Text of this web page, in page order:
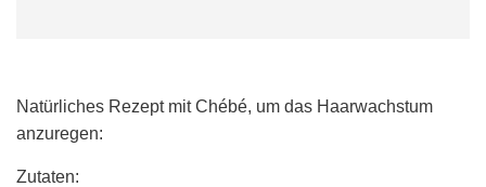
.
.
Natürliches Rezept mit Chébé, um das Haarwachstum
anzuregen:
Zutaten: